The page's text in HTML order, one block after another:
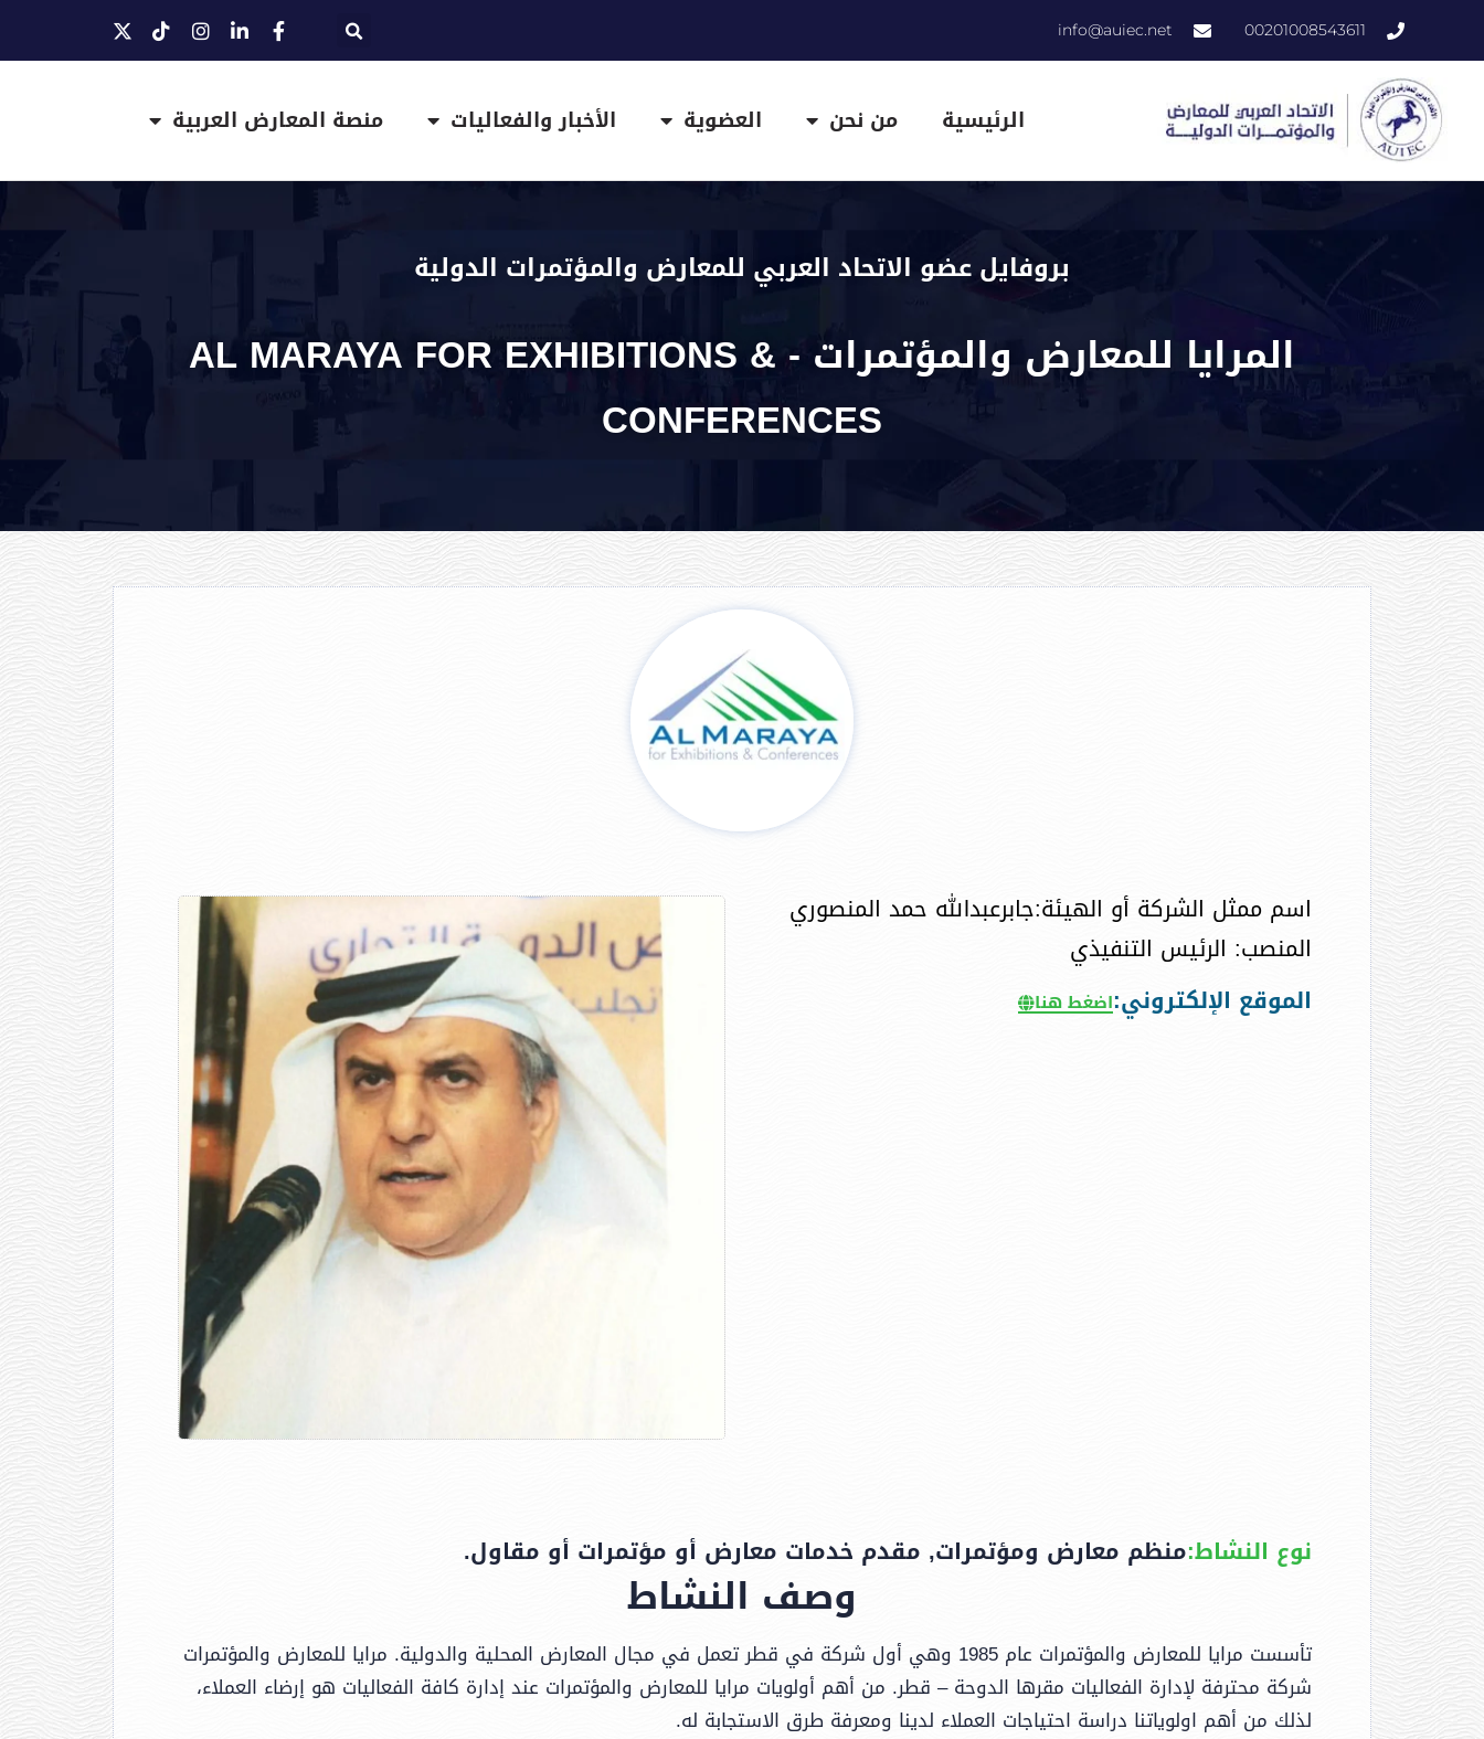
00201008543611
info@auiec.net
الرئيسية من نحن العضوية الأخبار والفعاليات منصة المعارض العربية
بروفايل عضو الاتحاد العربي للمعارض والمؤتمرات الدولية
المرايا للمعارض والمؤتمرات - AL MARAYA FOR EXHIBITIONS &
CONFERENCES
اسم ممثل الشركة أو الهيئة:جابرعبدالله حمد المنصوري
المنصب: الرئيس التنفيذي
الموقع الإلكتروني:اضغط هنا
نوع النشاط:منظم معارض ومؤتمرات, مقدم خدمات معارض أو مؤتمرات أو مقاول.
وصف النشاط
تأسست مرايا للمعارض والمؤتمرات عام 1985 وهي أول شركة في قطر تعمل في مجال المعارض المحلية والدولية. مرايا للمعارض والمؤتمرات
شركة محترفة لإدارة الفعاليات مقرها الدوحة – قطر. من أهم أولويات مرايا للمعارض والمؤتمرات عند إدارة كافة الفعاليات هو إرضاء العملاء،
لذلك من أهم اولوياتنا دراسة احتياجات العملاء لدينا ومعرفة طرق الاستجابة له.